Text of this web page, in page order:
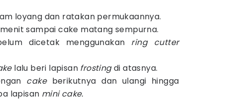
loyang dan ratakan permukaannya.
sampai cake matang sempurna.
dicetak menggunakan ring cutter
lalu beri lapisan frostingdi atasnya.
cakeberikutnya dan ulangi hingga
lapisan mini cake.